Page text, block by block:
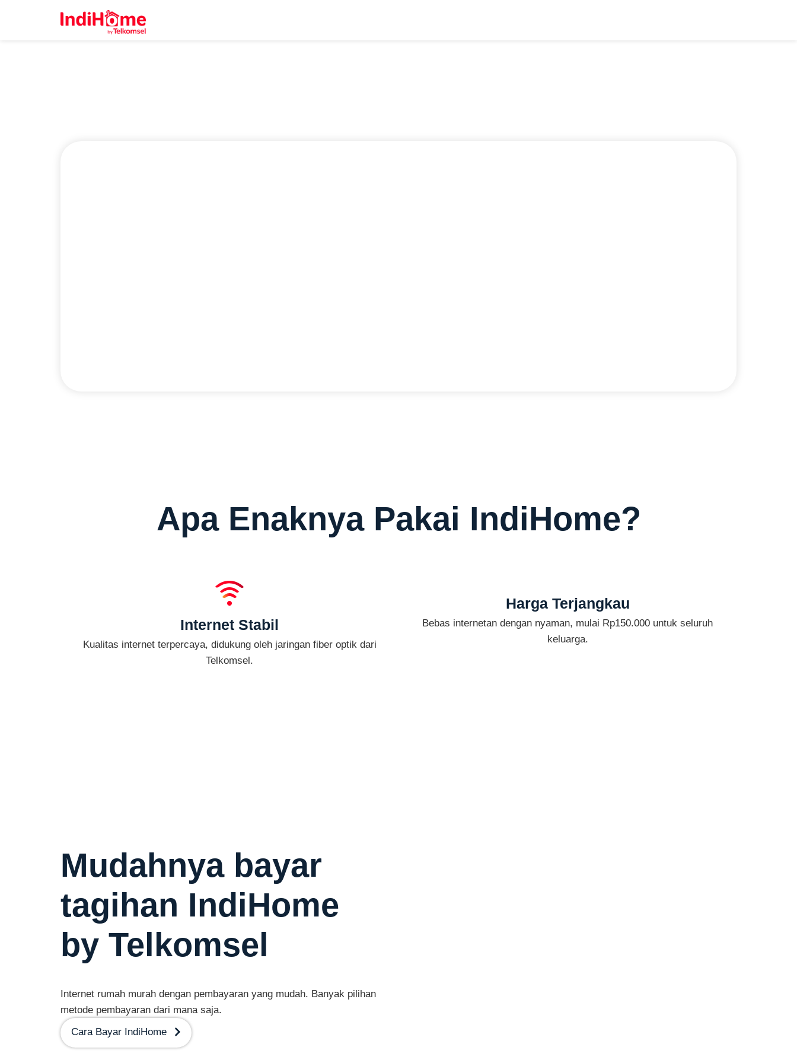
Apa Enaknya Pakai IndiHome?
Internet Stabil
Kualitas internet terpercaya, didukung oleh jaringan fiber optik dari
Telkomsel.
Harga Terjangkau
Bebas internetan dengan nyaman, mulai Rp150.000 untuk seluruh
keluarga.
Mudahnya bayar
tagihan IndiHome
by Telkomsel
Internet rumah murah dengan pembayaran yang mudah. Banyak pilihan
metode pembayaran dari mana saja.
Cara Bayar IndiHome